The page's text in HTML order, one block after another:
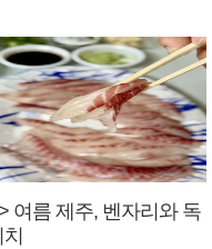
여름 제주, 벤자리와 독